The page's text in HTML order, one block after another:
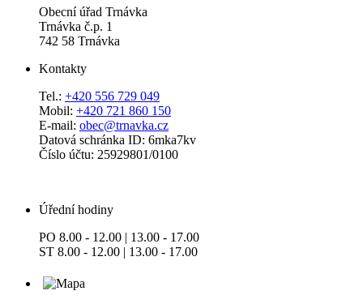
Obecní úřad Trnávka
Trnávka č.p. 1
742 58 Trnávka
Kontakty
Tel.: +420 556 729 049
Mobil: +420 721 860 150
E-mail: obec@trnavka.cz
Datová schránka ID: 6mka7kv
Číslo účtu: 25929801/0100
Úřední hodiny
PO 8.00 - 12.00 | 13.00 - 17.00
ST 8.00 - 12.00 | 13.00 - 17.00